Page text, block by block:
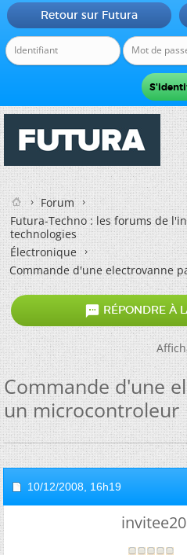
Retour sur Futura
Forum
Futura-Techno : les forums de
technologies
Électronique
Commande d'une electrovanne
 RÉPONDRE À
Commande d'une
un microcontroleur
10/12/2008, 16h19